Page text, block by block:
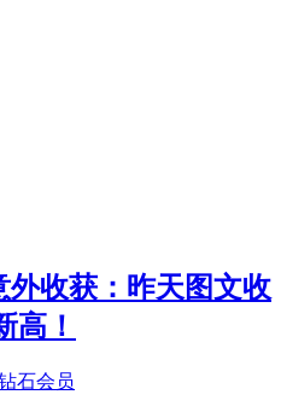
外收获：昨天图文收
高！